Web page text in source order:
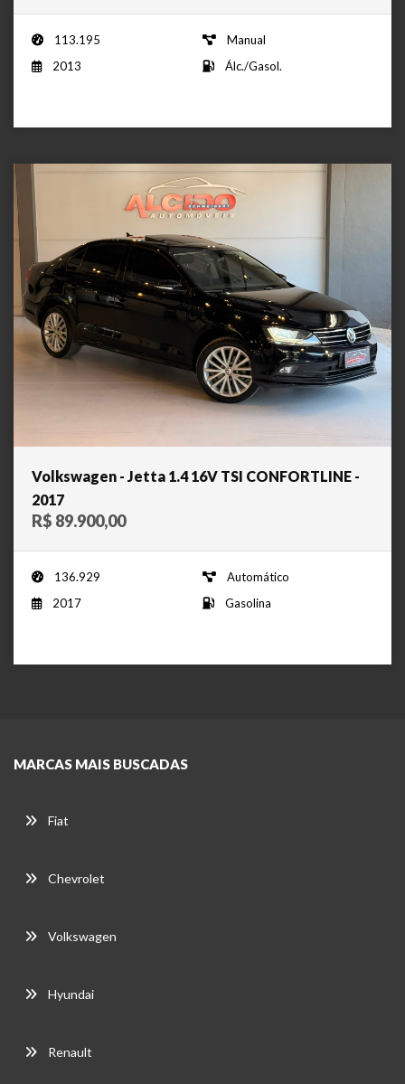
113.195
Manual
2013
Álc./Gasol.
Volkswagen - Jetta 1.4 16V TSI CONFORTLINE -
2017
R$ 89.900,00
136.929
Automático
2017
Gasolina
MARCAS MAIS BUSCADAS
Fiat
Chevrolet
Volkswagen
Hyundai
Renault